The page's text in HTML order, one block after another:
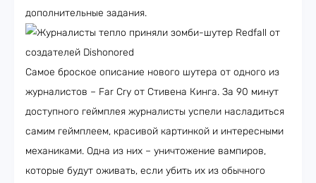
дополнительные задания.
Самое броское описание нового шутера от одного из
журналистов – Far Cry от Стивена Кинга. За 90 минут
доступного геймплея журналисты успели насладиться
самим геймплеем, красивой картинкой и интересными
механиками. Одна из них – уничтожение вампиров,
которые будут оживать, если убить их из обычного